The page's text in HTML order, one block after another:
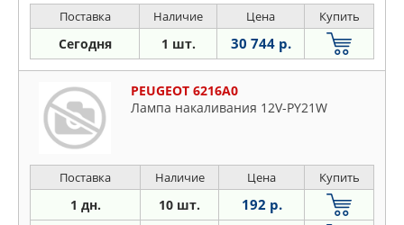
Поставка Наличие Цена Купить
Сегодня 1 шт. 30 744 р.
PEUGEOT 6216A0
Лампа накаливания 12V-PY21W
Поставка Наличие Цена Купить
1 дн. 10 шт. 192 р.